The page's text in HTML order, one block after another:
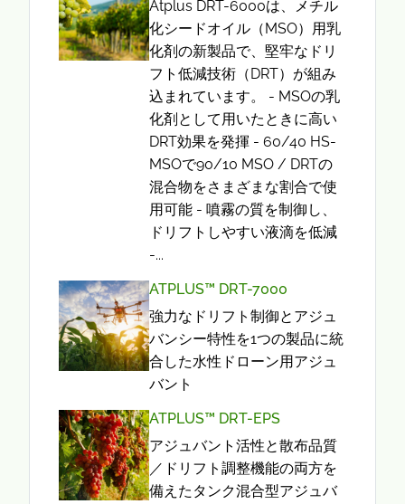
Atplus DRT-6000は、メチル
化シードオイル（MSO）用乳
化剤の新製品で、堅牢なドリ
フト低減技術（DRT）が組み
込まれています。 - MSOの乳
化剤として用いたときに高い
DRT効果を発揮 - 60/40 HS-
MSOで90/10 MSO / DRTの
混合物をさまざまな割合で使
用可能 - 噴霧の質を制御し、
ドリフトしやすい液滴を低減
-...
ATPLUS™ DRT-7000
強力なドリフト制御とアジュ
バンシー特性を1つの製品に統
合した水性ドローン用アジュ
バント
ATPLUS™ DRT-EPS
アジュバント活性と散布品質
／ドリフト調整機能の両方を
備えたタンク混合型アジュバ